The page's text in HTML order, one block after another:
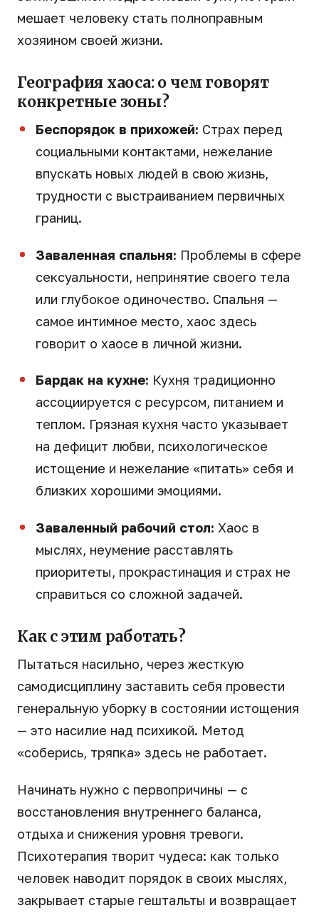
мешает человеку стать полноправным
хозяином своей жизни.
География хаоса: о чем говорят
конкретные зоны?
Беспорядок в прихожей: Страх перед
социальными контактами, нежелание
впускать новых людей в свою жизнь,
трудности с выстраиванием первичных
границ.
Заваленная спальня: Проблемы в сфере
сексуальности, непринятие своего тела
или глубокое одиночество. Спальня —
самое интимное место, хаос здесь
говорит о хаосе в личной жизни.
Бардак на кухне: Кухня традиционно
ассоциируется с ресурсом, питанием и
теплом. Грязная кухня часто указывает
на дефицит любви, психологическое
истощение и нежелание «питать» себя и
близких хорошими эмоциями.
Заваленный рабочий стол: Хаос в
мыслях, неумение расставлять
приоритеты, прокрастинация и страх не
справиться со сложной задачей.
Как с этим работать?
Пытаться насильно, через жесткую
самодисциплину заставить себя провести
генеральную уборку в состоянии истощения
— это насилие над психикой. Метод
«соберись, тряпка» здесь не работает.
Начинать нужно с первопричины — с
восстановления внутреннего баланса,
отдыха и снижения уровня тревоги.
Психотерапия творит чудеса: как только
человек наводит порядок в своих мыслях,
закрывает старые гештальты и возвращает